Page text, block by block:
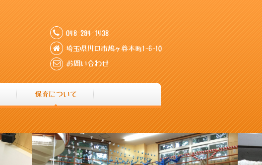
048-284-1438
埼玉県川口市鳩ヶ谷本町1-6-10
お問い合わせ
保育について